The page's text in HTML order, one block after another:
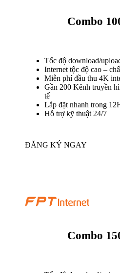
Combo
Tốc độ download/
Internet tộc độ cao –
Miễn phí đầu thu 4K
Gần 200 Kênh truyền
tế
Lắp đặt nhanh trong
Hỗ trợ kỹ thuật 24/7
ĐĂNG KÝ NGAY
Combo